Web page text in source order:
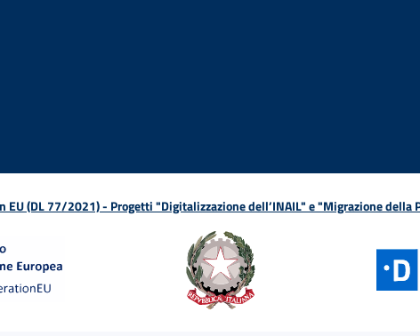
EU (DL 77/2021) - Progetti "Digitalizzazione dell’INAIL" e "Migrazione della